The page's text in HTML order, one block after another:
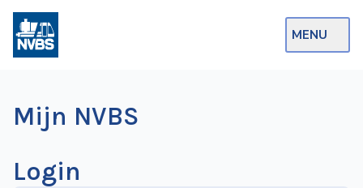
MENU
Op de Rails
NVBS Actueel
Mijn NVBS
Login